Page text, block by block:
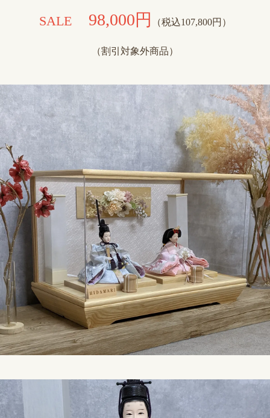
SALE98,000円 （税込107,800円）
（割引対象外商品）